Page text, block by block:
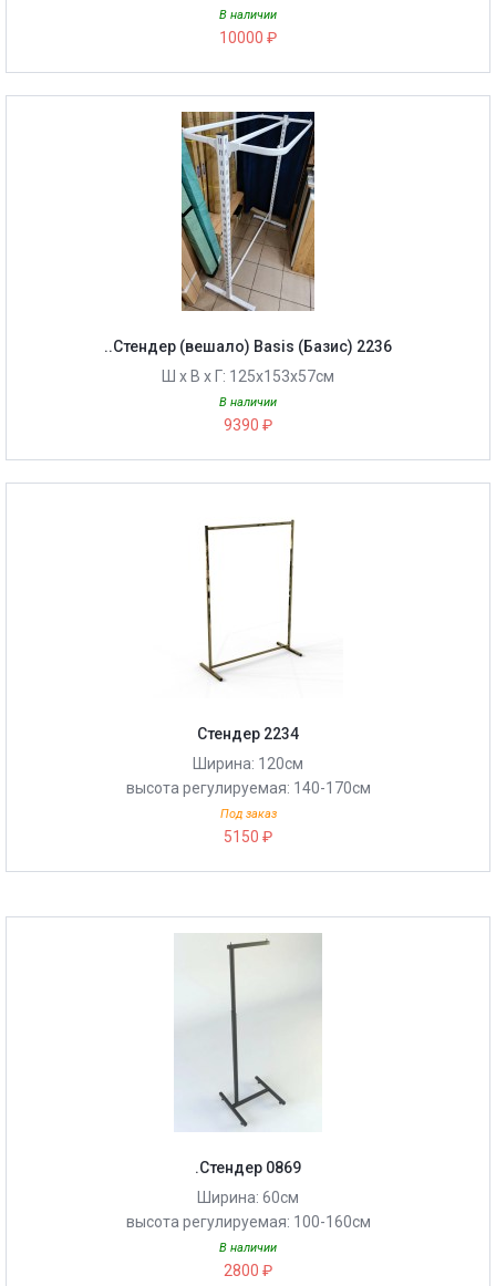
В наличии
10000 ₽
..Стендер (вешало) Basis (Базис) 2236
Ш х В х Г: 125х153х57см
В наличии
9390 ₽
Стендер 2234
Ширина: 120см
высота регулируемая: 140-170см
Под заказ
5150 ₽
.Стендер 0869
Ширина: 60см
высота регулируемая: 100-160см
В наличии
2800 ₽